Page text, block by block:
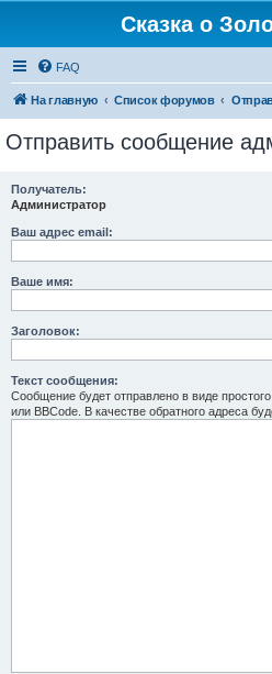
Сказка о
FAQ
На главную Список форумов
Отправить сообщение
Получатель:
Администратор
Ваш адрес email:
Ваше имя:
Заголовок:
Текст сообщения:
Сообщение будет отправлено в виде
или BBCode. В качестве обратного адреса